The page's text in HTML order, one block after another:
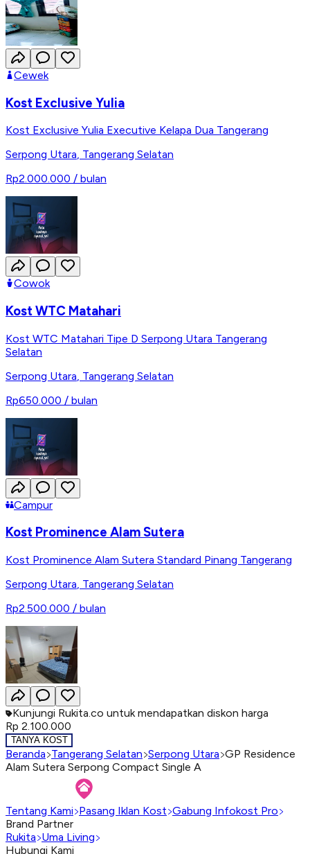
Cewek
Kost Exclusive Yulia
Kost Exclusive Yulia Executive Kelapa Dua Tangerang
Serpong Utara, Tangerang Selatan
Rp2.000.000 / bulan
Cowok
Kost WTC Matahari
Kost WTC Matahari Tipe D Serpong Utara Tangerang
Selatan
Serpong Utara Tangerang Selatan
Rp650.000 / bulan
Campur
Kost Prominence Alam Sutera
Kost Prominence Alam Sutera Standard Pinang Tangerang
Serpong Utara, Tangerang Selatan
Rp2.500.000 / bulan
Kunjungi Rukita.co untuk mendapatkan diskon harga
Rp 2.100.000
TANYA KOST
Beranda Tangerang Selatan Serpong Utara GP Residence
Alam Sutera Serpong Compact Single A
Tentang Kami Pasang Iklan Kost Gabung Infokost Pro
Brand Partner
Rukita Uma Living
Hubungi Kami